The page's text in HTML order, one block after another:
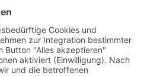
Portfolio von
.
die einzelnen Themen
Sie genau die